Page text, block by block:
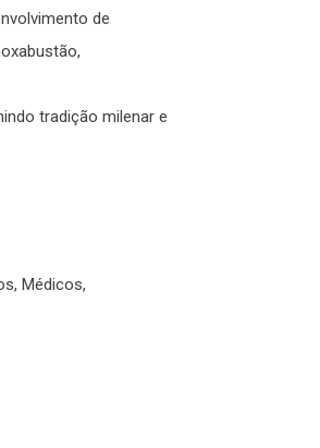
de
tradição milenar e
Médicos,